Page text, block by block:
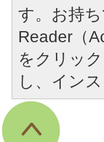
す。お持
Reader（
をクリッ
し、イン